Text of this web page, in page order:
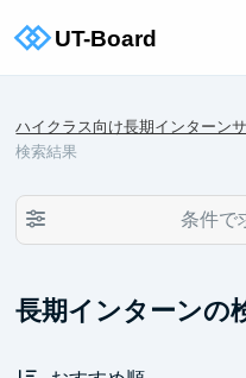
ハイクラス向け長期インターン
検索結果
条件で
長期インターンの